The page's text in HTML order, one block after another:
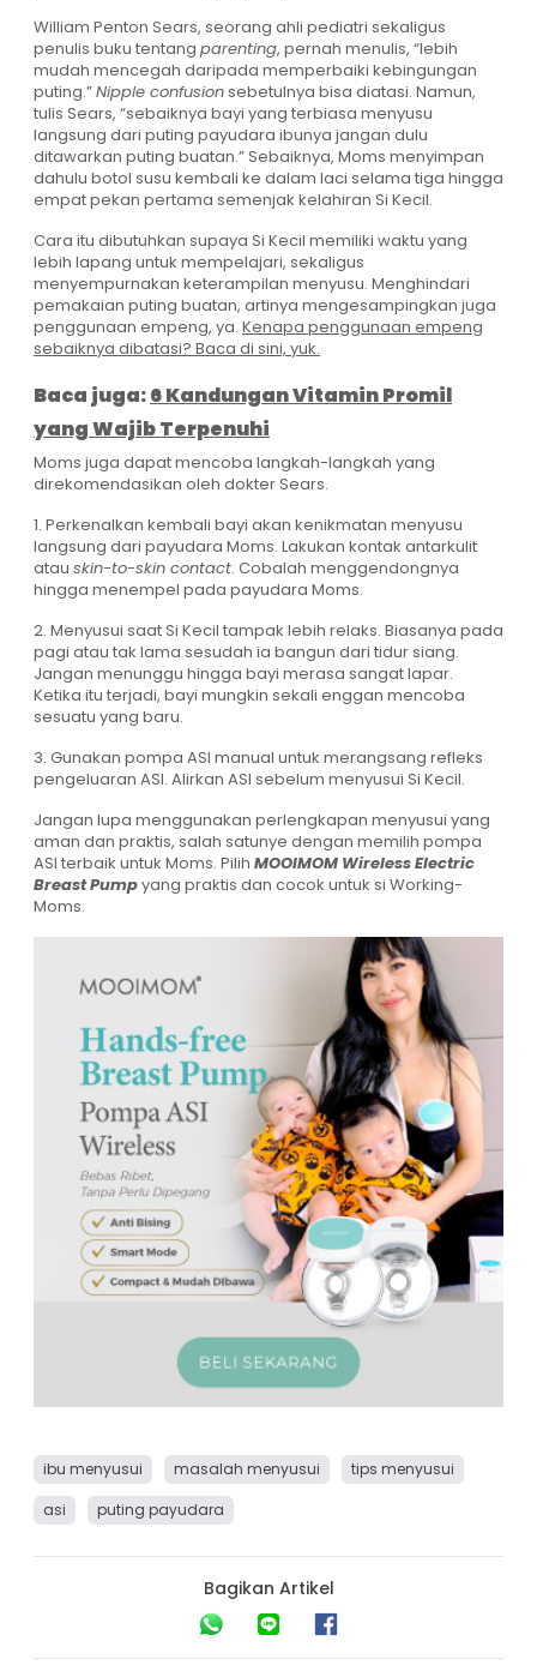
William Penton Sears, seorang ahli pediatri sekaligus
penulis buku tentang parenting, pernah menulis, “lebih
mudah mencegah daripada memperbaiki kebingungan
puting.”Nipple confusionsebetulnya bisa diatasi. Namun,
tulis Sears, “sebaiknya bayi yang terbiasa menyusu
langsung dari puting payudara ibunya jangan dulu
ditawarkan puting buatan.” Sebaiknya, Moms menyimpan
dahulu botol susu kembali ke dalam laci selama tiga hingga
empat pekan pertama semenjak kelahiran Si Kecil.
Cara itu dibutuhkan supaya Si Kecil memiliki waktu yang
lebih lapang untuk mempelajari, sekaligus
menyempurnakan keterampilan menyusu. Menghindari
pemakaian puting buatan, artinya mengesampingkan juga
penggunaan empeng, ya. Kenapa penggunaan empeng
sebaiknya dibatasi? Baca di sini, yuk.
Baca juga:6 Kandungan Vitamin Promil
yang Wajib Terpenuhi
Moms juga dapat mencoba langkah-langkah yang
direkomendasikan oleh dokter Sears.
1. Perkenalkan kembali bayi akan kenikmatan menyusu
langsung dari payudara Moms. Lakukan kontak antarkulit
atau skin-to-skin contact. Cobalah menggendongnya
hingga menempel pada payudara Moms.
2. Menyusui saat Si Kecil tampak lebih relaks. Biasanya pada
pagi atau tak lama sesudah ia bangun dari tidur siang.
Jangan menunggu hingga bayi merasa sangat lapar.
Ketika itu terjadi, bayi mungkin sekali enggan mencoba
sesuatu yang baru.
3. Gunakan pompa ASI manual untuk merangsang refleks
pengeluaran ASI. Alirkan ASI sebelum menyusui Si Kecil.
Jangan lupa menggunakan perlengkapan menyusui yang
aman dan praktis, salah satunye dengan memilih pompa
ASI terbaik untuk Moms. Pilih MOOIMOM Wireless Electric
Breast Pumpyang praktis dan cocok untuk si Working-
Moms.
ibu menyusui masalah menyusui
tips menyusui
asi
puting payudara
Bagikan Artikel